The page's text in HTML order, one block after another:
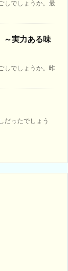
しでしょうか。最
～実力ある味
しでしょうか。昨
だったでしょう